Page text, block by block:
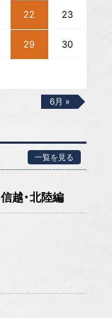
22 23
29 30
6月 »
一覧を見る
越・北陸編